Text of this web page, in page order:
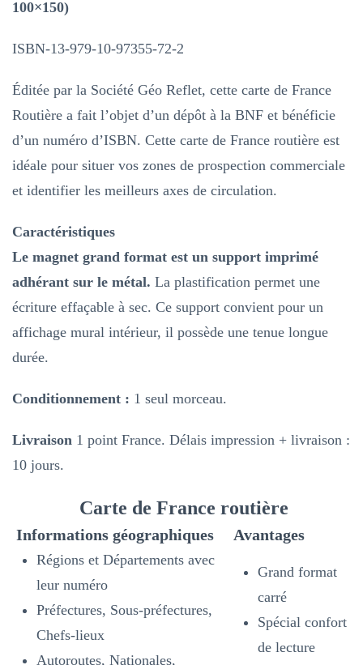
et
96x96cm
100×150)
ISBN-13-979-10-97355-72-2
Éditée par la Société Géo Reflet, cette carte de France
Routière a fait l’objet d’un dépôt à la BNF et bénéficie
d’un numéro d’ISBN. Cette carte de France routière est
idéale pour situer vos zones de prospection commerciale
et identifier les meilleurs axes de circulation.
Caractéristiques
Le magnet grand format est un support imprimé
adhérant sur le métal. La plastification permet une
écriture effaçable à sec. Ce support convient pour un
affichage mural intérieur, il possède une tenue longue
durée.
Conditionnement : 1 seul morceau.
Livraison 1 point France. Délais impression + livraison :
10 jours.
Carte de France routière
Informations géographiques Avantages
Régions et Départements avec
leur numéro
Préfectures, Sous-préfectures,
Chefs-lieux
Autoroutes, Nationales,
Grand format
carré
Spécial confort
de lecture